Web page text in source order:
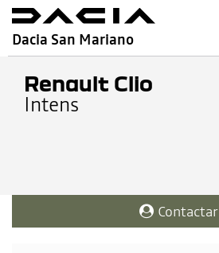
Dacia San Mariano
Renault Clio
Intens
Contactar